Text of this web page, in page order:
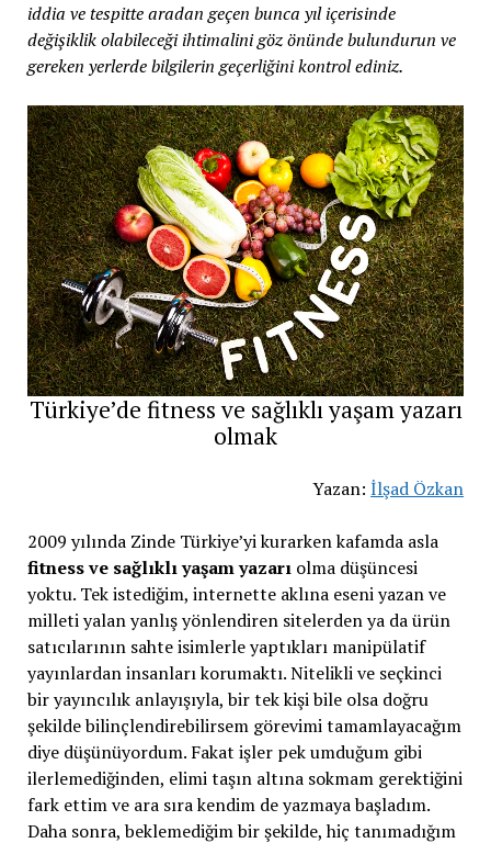
iddia ve tespitte aradan geçen bunca yıl içerisinde
değişiklik olabileceği ihtimalini göz önünde bulundurun ve
gereken yerlerde bilgilerin geçerliğini kontrol ediniz.
Türkiye’de fitness ve sağlıklı yaşam yazarı
olmak
Yazan:İlşad Özkan
2009 yılında Zinde Türkiye’yi kurarken kafamda asla
fitness ve sağlıklı yaşam yazarıolma düşüncesi
yoktu. Tek istediğim, internette aklına eseni yazan ve
milleti yalan yanlış yönlendiren sitelerden ya da ürün
satıcılarının sahte isimlerle yaptıkları manipülatif
yayınlardan insanları korumaktı. Nitelikli ve seçkinci
bir yayıncılık anlayışıyla, bir tek kişi bile olsa doğru
şekilde bilinçlendirebilirsem görevimi tamamlayacağım
diye düşünüyordum. Fakat işler pek umduğum gibi
ilerlemediğinden, elimi taşın altına sokmam gerektiğini
fark ettim ve ara sıra kendim de yazmaya başladım.
Daha sonra, beklemediğim bir şekilde, hiç tanımadığım